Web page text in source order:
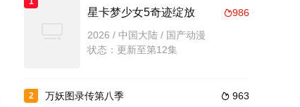
986
星卡梦少女5奇迹绽放
2026 / 中国大陆 / 国产动漫
状态：更新至第12集
2  963
万妖图录传第八季